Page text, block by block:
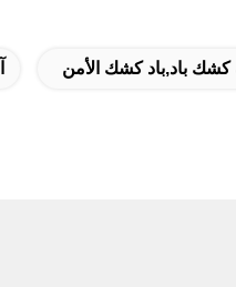
باد,باد كشك الأمن